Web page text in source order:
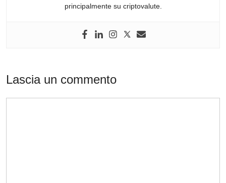
principalmente su criptovalute.
Lascia un commento